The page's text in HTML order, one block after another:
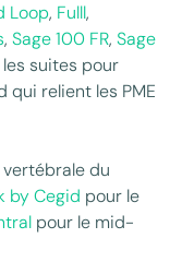
Loop, Fulll,
,Sage 100 FR,Sage
les suites pour
relient les PME
vertébrale du
by Cegid pour le
pour le mid-